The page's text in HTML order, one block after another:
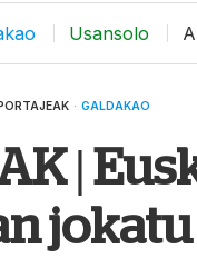
Usansolo
· GALDAKAO
|
jokatu